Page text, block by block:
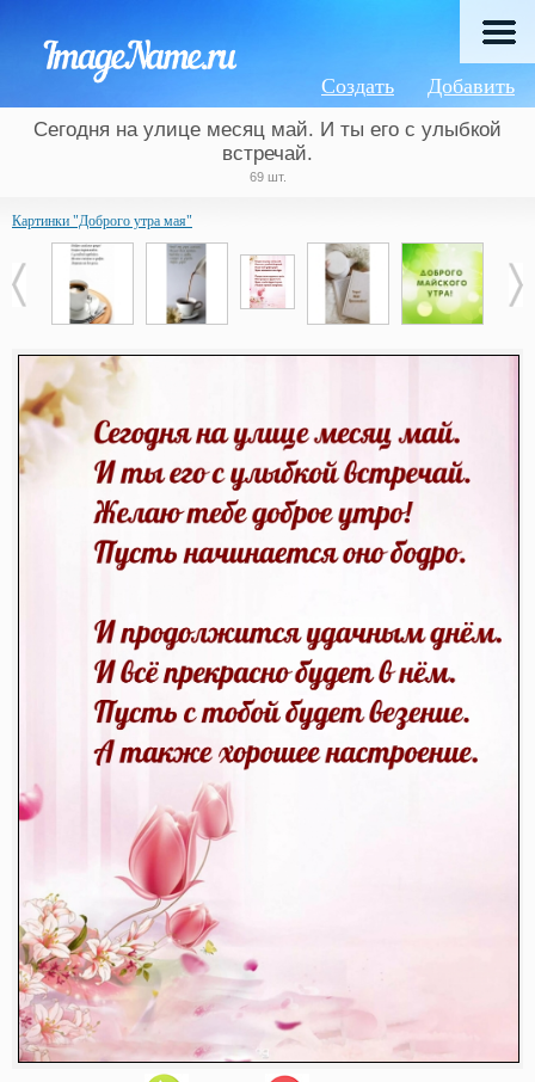
Добавить
Создать
Сегодня на улице месяц май. И ты его с улыбкой
встречай.
69 шт.
Картинки "Доброго утра мая"